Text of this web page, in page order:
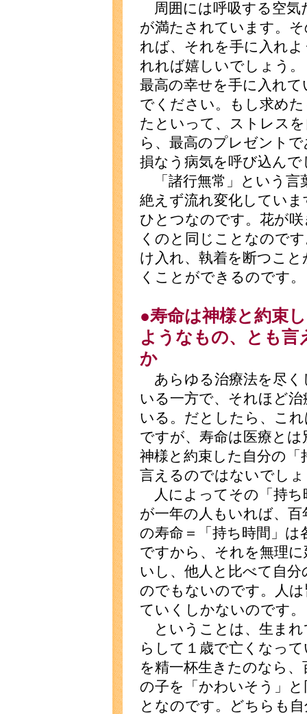
周囲には呼吸する空気
が満たされています。
れば、それを手に入れ
れれば嬉しいでしょう
最高の幸せを手に入れ
でください。もし求め
たといって、ストレス
ら、最高のプレゼント
損なう病気を呼び込ん
「諸行無常」という言
絶えず流れ変化してい
ひとつなのです。花が
くのと同じことなので
け入れ、執着を断つこ
くことができるのです。
●寿命は神様と約束
ようなもの、とも
か
あらゆる治療法を尽く
いる一方で、それほど
いる。だとしたら、こ
ですが、寿命は医療と
神様と約束した自分の
言えるのではないでし
人によってその「持ち
が一年の人もいれば、
の寿命＝「持ち時間」
ですから、それを無理
いし、他人と比べて自
のでもないのです。人
ていくしかないのです。
ということは、生まれ
らして１歳で亡くなっ
を精一杯生きたのなら
の子を「かわいそう」
となのです。どちらも